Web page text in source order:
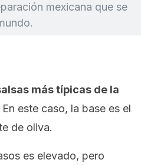
mexicana que se
más típicas de la
En este caso, la base es el
de oliva.
es elevado, pero